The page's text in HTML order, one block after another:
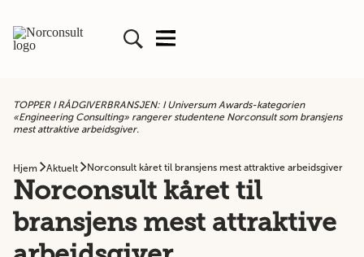
TOPPER I RÅDGIVERBRANSJEN: I Universum Awards-kategorien
«Engineering Consulting» rangerer studentene Norconsult som bransjens
mest attraktive arbeidsgiver.
Hjem Aktuelt Norconsult kåret til bransjens mest attraktive arbeidsgiver
Norconsult kåret til
bransjens mest attraktive